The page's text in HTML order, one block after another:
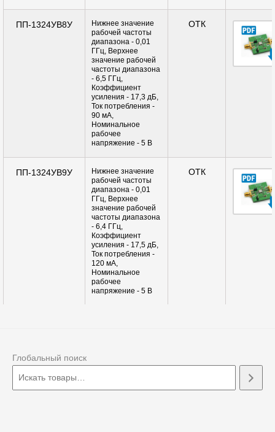
ПП-1324УВ8У
Нижнее значение
рабочей частоты
диапазона - 0,01
ГГц, Верхнее
значение рабочей
частоты диапазона
- 6,5 ГГц,
Коэффициент
усиления - 17,3 дБ,
Ток потребления -
90 мА,
Номинальное
рабочее
напряжение - 5 В
ОТК
ПП-1324УВ9У
Нижнее значение
рабочей частоты
диапазона - 0,01
ГГц, Верхнее
значение рабочей
частоты диапазона
- 6,4 ГГц,
Коэффициент
усиления - 17,5 дБ,
Ток потребления -
120 мА,
Номинальное
рабочее
напряжение - 5 В
ОТК
Глобальный поиск